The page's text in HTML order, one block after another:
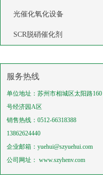
光催化氧化设备
SCR脱硝催化剂
服务热线
单位地址：苏州市相城区太阳路160
号经济园A区
销售热线：0512-66318388
13862624440
企业邮箱：yuehui@szyuehui.com
公司网址： www.szyhenv.com